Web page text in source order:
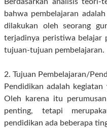
bahwa pembelajaran
dilakukan oleh seorang
terjadinya peristiwa belajar
tujuan-tujuan pembelajaran.
2. Tujuan Pembelajaran/
Pendidikan adalah
Oleh karena itu
penting, tetapi
pendidikan ada beberapa